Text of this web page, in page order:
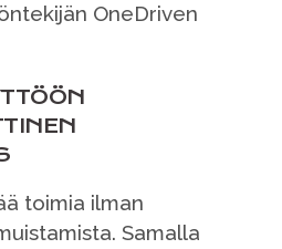
OneDriven
toimia ilman
Samalla